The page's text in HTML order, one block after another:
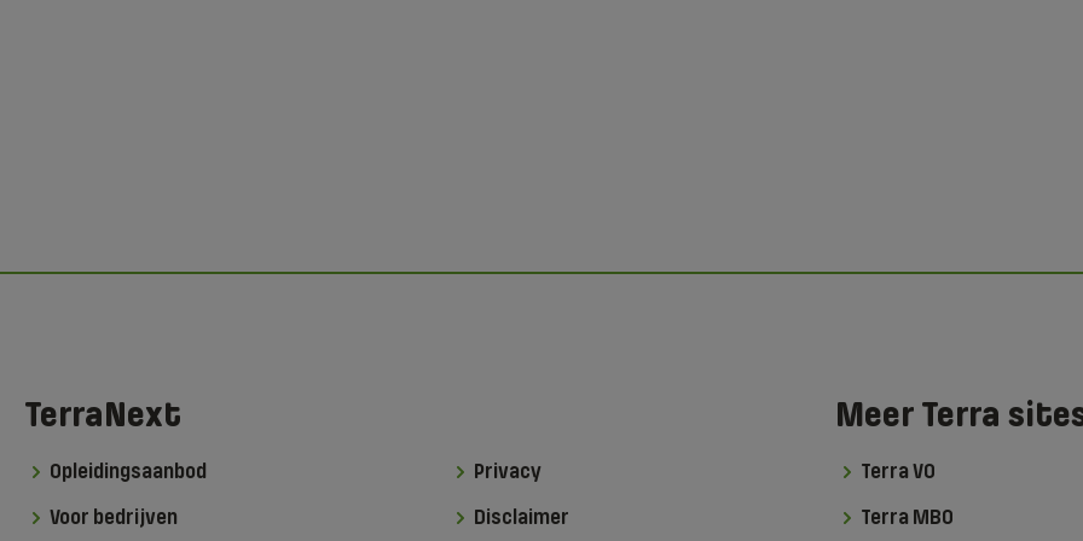
TerraNext
Opleidingsaanbod
Voor bedrijven
Privacy
Disclaimer
Meer Terra
Terra VO
Terra MBO